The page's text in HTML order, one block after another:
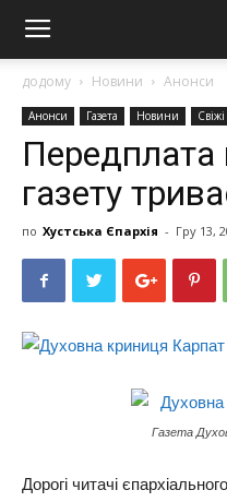
додому Новини Анонси
Анонси Газета Новини
Передплата
газету
по Хустська Єпархія - Гру 13,
Газета
Дорогі читачі